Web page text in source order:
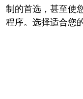
制的首选，甚至使
程序。选择适合您